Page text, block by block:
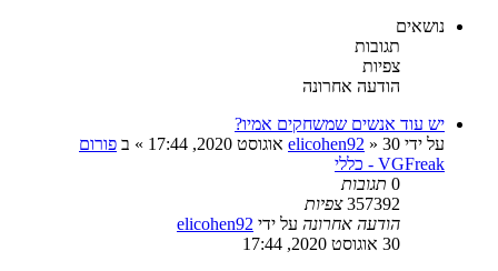
נושאים
תגובות
צפיות
הודעה אחרונה
יש עוד אנשים שמשחקים אמיו?
על ידי
elicohen92 » 30 אוגוסט 2020, 17:44 » ב פורום
VGFreak - כללי
0 תגובות
357392 צפיות
הודעה אחרונה על ידי elicohen92
30 אוגוסט 2020, 17:44